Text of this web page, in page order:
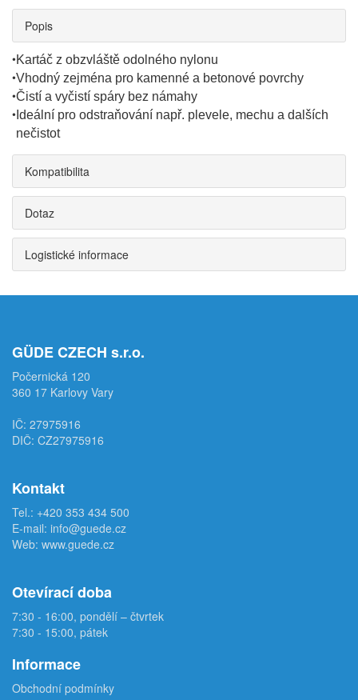
Popis
•Kartáč z obzvláště odolného nylonu
•Vhodný zejména pro kamenné a betonové povrchy
•Čistí a vyčistí spáry bez námahy
• Ideální pro odstraňování např. plevele, mechu a dalších
nečistot
Kompatibilita
Dotaz
Logistické informace
GÜDE CZECH s.r.o.
Počernická 120
360 17 Karlovy Vary
IČ: 27975916
DIČ: CZ27975916
Kontakt
Tel.: +420 353 434 500
E-mail: info@guede.cz
Web: www.guede.cz
Otevírací doba
7:30 - 16:00, pondělí – čtvrtek
7:30 - 15:00, pátek
Informace
Obchodní podmínky